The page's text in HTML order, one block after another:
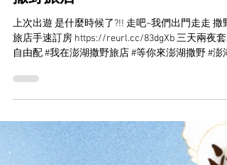
微解封 出門走走吧 | 澎湖民宿 |
撒野旅店